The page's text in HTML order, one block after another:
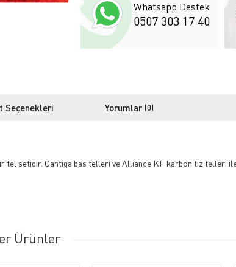
Whatsapp Destek
0507 303 17 40
Seçenekleri Yorumlar (0)
tel setidir. Cantiga bas telleri ve Alliance KF karbon tiz telleri
Ürünler